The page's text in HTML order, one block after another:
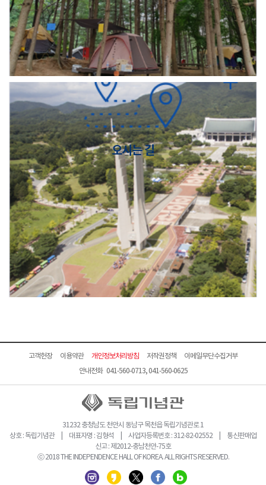
오시는 길
고객헌장 이용약관 개인정보처리방침 저작권정책
이메일무단수집거부
안내전화 041-560-0713, 041-560-0625
31232 충청남도 천안시 동남구 목천읍 독립기념관로 1
상호 : 독립기념관 | 대표자명 : 김형석 | 사업자등록번호 : 312-82-02552 | 통신판매업
신고 : 제2012-충남천안-75호
ⓒ 2018 THE INDEPENDENCE HALL OF KOREA. ALL RIGHTS RESERVED.